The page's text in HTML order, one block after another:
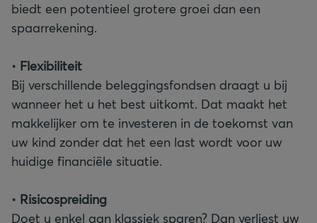
biedt een potentieel grotere groei dan een
spaarrekening.
• Flexibiliteit
Bij verschillende beleggingsfondsen draagt u bij
wanneer het u het best uitkomt. Dat maakt het
makkelijker om te investeren in de toekomst van
uw kind zonder dat het een last wordt voor uw
huidige financiële situatie.
• Risicospreiding
Doet u enkel aan klassiek sparen? Dan verliest uw